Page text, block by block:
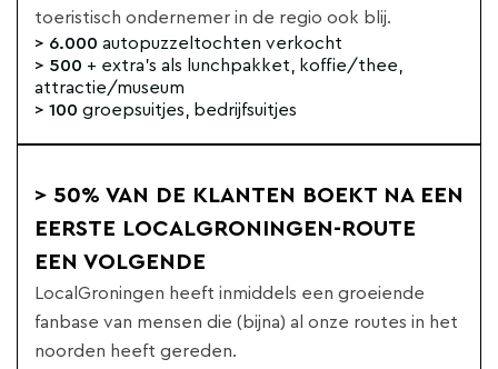
toeristisch ondernemer in de regio ook blij.
> 6.000 autopuzzeltochten verkocht
> 500 + extra's als lunchpakket, koffie/thee,
attractie/museum
> 100 groepsuitjes, bedrijfsuitjes
> 50% VAN DE KLANTEN BOEKT NA EEN
EERSTE LOCALGRONINGEN-ROUTE
EEN VOLGENDE
LocalGroningen heeft inmiddels een groeiende
fanbase van mensen die (bijna) al onze routes in het
noorden heeft gereden.